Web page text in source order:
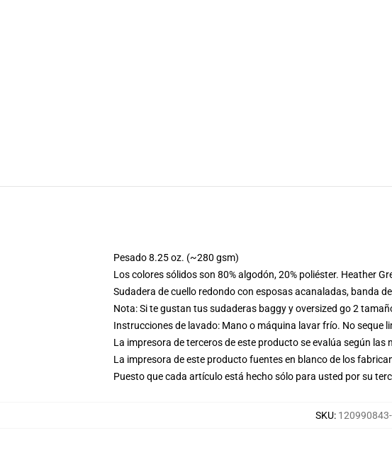
Pesado 8.25 oz. (~280 gsm)
Los colores sólidos son 80% algodón, 20% poliéster. Heather
Sudadera de cuello redondo con esposas acanaladas, banda
Nota: Si te gustan tus sudaderas baggy y oversized go 2
Instrucciones de lavado: Mano o máquina lavar frío. No seque
La impresora de terceros de este producto se evalúa según
La impresora de este producto fuentes en blanco de los
Puesto que cada artículo está hecho sólo para usted por su
SKU: